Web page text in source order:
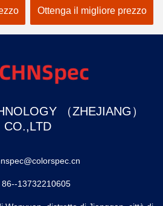
materiali della pallina
altamente protettivo
Ottenga il migliore prezzo
（ZHEJIANG）
CO.,LTD
86--13732210605